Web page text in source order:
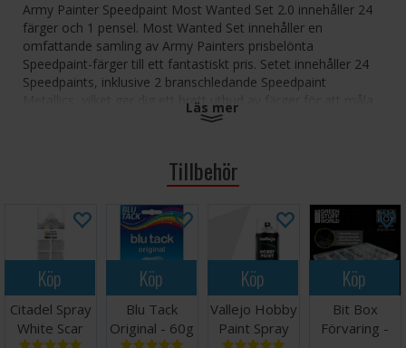
Army Painter Speedpaint Most Wanted Set 2.0 innehåller 24
färger och 1 pensel. Most Wanted Set innehåller en
omfattande samling av Army Painters prisbelönta
Speedpaint-färger till ett fantastiskt pris. Setet innehåller 24
Speedpaints, inklusive 2 branschledande Speedpaint
Metallics, vilket ger dig ett brett utbud av färger för att måla
miniatyrer av bordskvalitet enkelt och effektivt.
miniatyrer skapar Speedpaints en oöverträffad
målningslösning som ger dig mer tid att njuta av spelandet.
Alla Speedpaints levereras med två högkvalitativa
blandningsbollar i rostfritt stål som redan är laddade i flaskan
för att säkerställa perfekt konsistens vid varje applicering.
Ett lager och du är klar! Applicera ett tjockt lager av din
favorit Speedpaint med en stor pensel och se hur den
skapar skuggor och highlights åt dig.
Skaka Speedpaints väl före användning: Färgen kan ha
Läs mer
Tillbehör
Köp
Citadel Spray
White Scar
Köp
Blu Tack
Original - 60g
Köp
Vallejo Hobby
Paint Spray
Köp
Bit Box
Förvaring -